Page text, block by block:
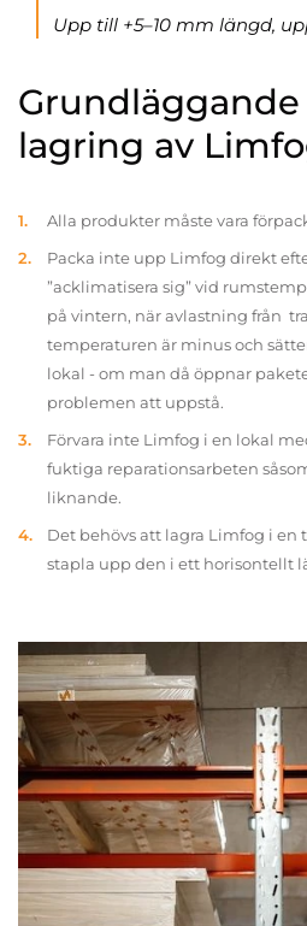
Upp till +5–10 mm längd,
lagring av
Alla produkter måste vara
Packa inte upp Limfog direkt
”acklimatisera sig” vid
på vintern, när avlastning från
temperaturen är minus och
lokal - om man då öppnar
problemen att uppstå.
Förvara inte Limfog i en lokal
fuktiga reparationsarbeten
liknande.
Det behövs att lagra Limfog i en
stapla upp den i ett horisontellt